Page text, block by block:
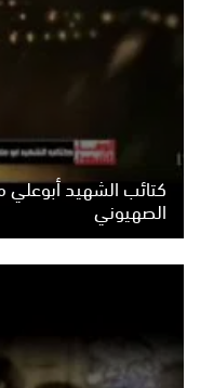
كتائب الشهيد
الصهيوني